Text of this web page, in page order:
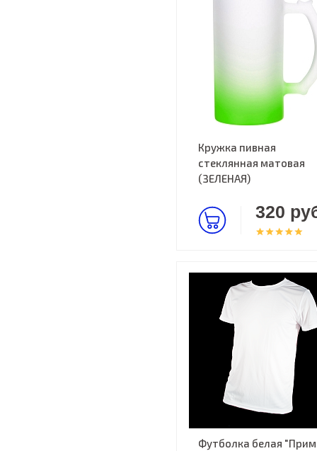
Кружка пивная
стеклянная матовая
(ЗЕЛЕНАЯ)
320
Футболка белая